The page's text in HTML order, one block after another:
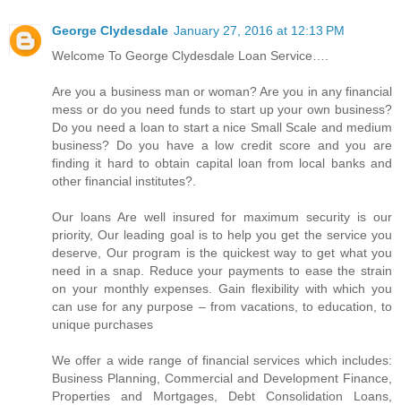
George Clydesdale January 27, 2016 at 12:13 PM
Welcome To George Clydesdale Loan Service….
Are you a business man or woman? Are you in any financial
mess or do you need funds to start up your own business?
Do you need a loan to start a nice Small Scale and medium
business? Do you have a low credit score and you are
finding it hard to obtain capital loan from local banks and
other financial institutes?.
Our loans Are well insured for maximum security is our
priority, Our leading goal is to help you get the service you
deserve, Our program is the quickest way to get what you
need in a snap. Reduce your payments to ease the strain
on your monthly expenses. Gain flexibility with which you
can use for any purpose – from vacations, to education, to
unique purchases
We offer a wide range of financial services which includes:
Business Planning, Commercial and Development Finance,
Properties and Mortgages, Debt Consolidation Loans,